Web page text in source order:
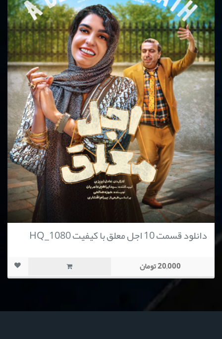
دانلود قسمت 10 اجل معلق با کیفیت HQ_1080
20,000 تومان